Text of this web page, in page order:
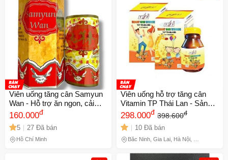
Viên uống tăng cân Samyun
Wan - Hỗ trợ ăn ngon, cải
thiện giấc ngủ, chiết xuất tự
nhiên từ Malaysia, 20
viên/hộp - Mã 1542
160.000đ
5 27 Đã bán
Hồ Chí Minh
Viên uống hỗ trợ tăng cân
Vitamin TP Thái Lan - Sản
phẩm tăng cường sức khỏe,
kích thích appetite và hấp thu
dinh dưỡng hiệu quả cho mọi
đối tượng
298.000đ 398.600đ
10 Đã bán
Bắc Ninh, Gia Lai, Hà Nội, Hồ